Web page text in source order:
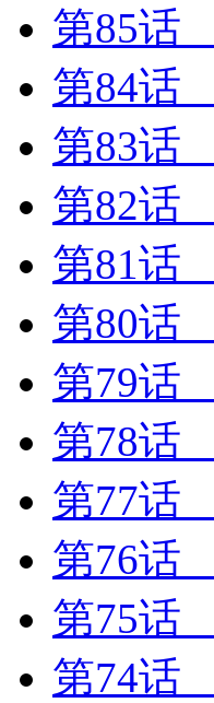
第85话
第84话
第83话
第82话
第81话
第80话
第79话
第78话
第77话
第76话
第75话
第74话